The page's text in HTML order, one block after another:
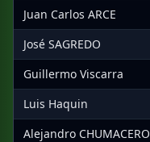
Juan Carlos ARCE
José SAGREDO
Guillermo Viscarra
Luis Haquin
Alejandro CHUMACERO